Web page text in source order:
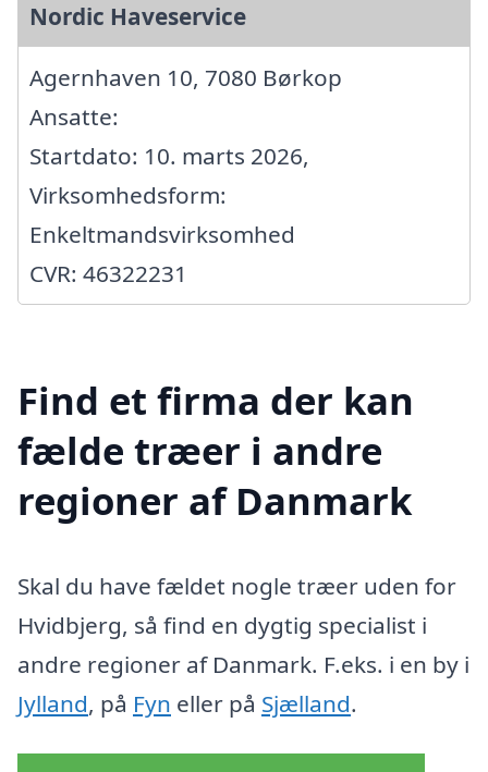
Nordic Haveservice
Agernhaven 10, 7080 Børkop
Ansatte:
Startdato: 10. marts 2026,
Virksomhedsform:
Enkeltmandsvirksomhed
CVR: 46322231
Find et firma der kan
fælde træer i andre
regioner af Danmark
Skal du have fældet nogle træer uden for
Hvidbjerg, så find en dygtig specialist i
andre regioner af Danmark. F.eks. i en by i
Jylland, på Fyn eller på Sjælland.